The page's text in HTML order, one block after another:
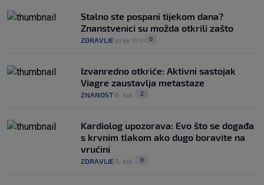
Stalno ste pospani tijekom dana?
Znanstvenici su možda otkrili zašto
ZDRAVLJE prije 11 h 0
Izvanredno otkriće: Aktivni sastojak
Viagre zaustavlja metastaze
ZNANOST 6. kol. 2
Kardiolog upozorava: Evo što se događa
s krvnim tlakom ako dugo boravite na
vrućini
ZDRAVLJE 5. kol. 0